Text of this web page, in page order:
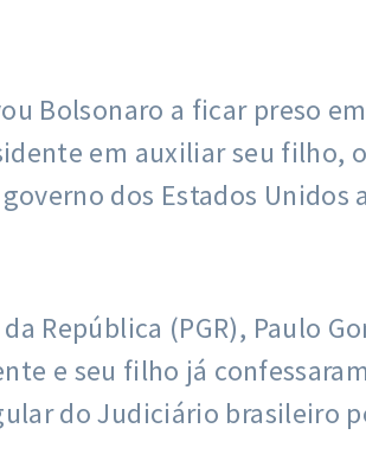
Bolsonaro a ficar preso
em auxiliar seu filho,
dos Estados
República (PGR), Paulo
e seu filho já
do Judiciário brasileiro